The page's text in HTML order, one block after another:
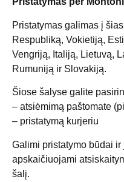
Pristatymas galimas į
Respubliką, Vokietiją,
Vengriją, Italiją, Lietuvą,
Rumuniją ir Slovakiją.
Šiose šalyse galite
– atsiėmimą paštomate
– pristatymą kurjeriu
Galimi pristatymo būdai
apskaičiuojami
šalį.